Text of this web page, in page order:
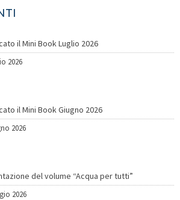
il Mini Book Luglio 2026
2026
il Mini Book Giugno 2026
2026
del volume “Acqua per tutti”
2026